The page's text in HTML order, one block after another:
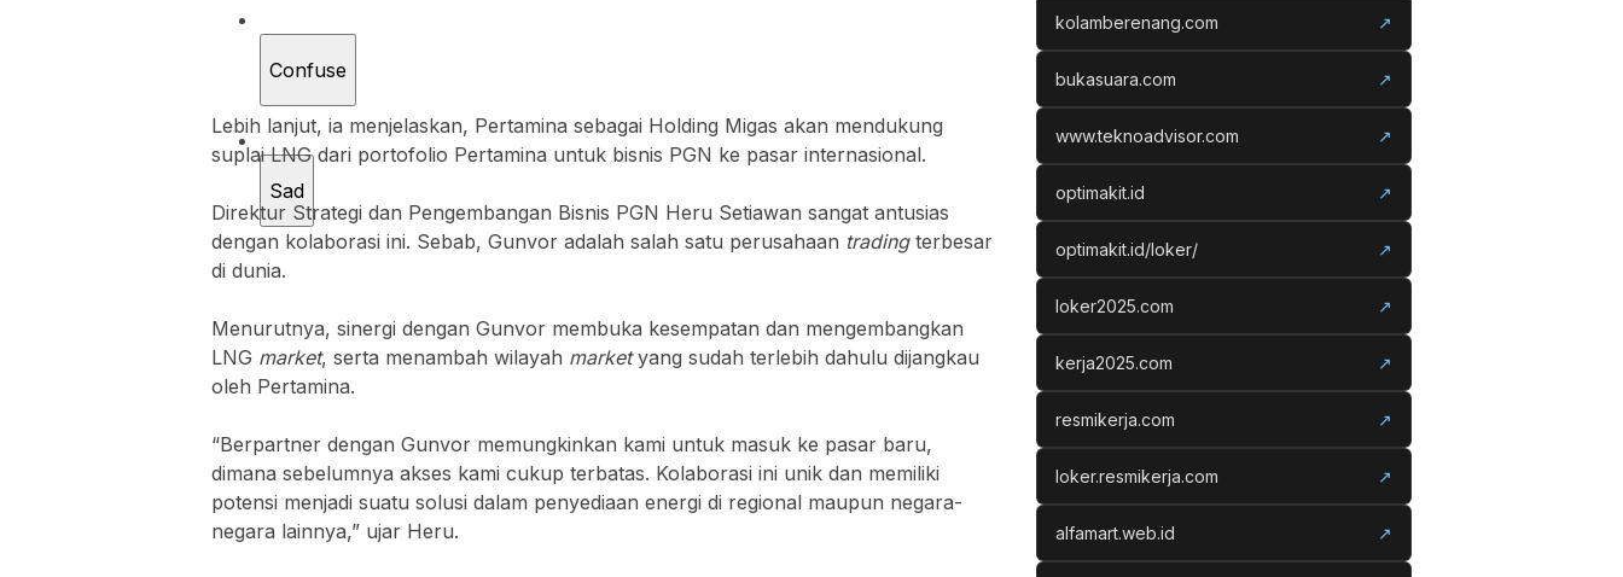
Confuse
Sad
Lebih lanjut, ia menjelaskan, Pertamina sebagai Holding Migas akan mendukung
suplai LNG dari portofolio Pertamina untuk bisnis PGN ke pasar internasional.
Direktur Strategi dan Pengembangan Bisnis PGN Heru Setiawan sangat antusias
dengan kolaborasi ini. Sebab, Gunvor adalah salah satu perusahaan trading terbesar
di dunia.
Menurutnya, sinergi dengan Gunvor membuka kesempatan dan mengembangkan
LNG market, serta menambah wilayah marketyang sudah terlebih dahulu dijangkau
oleh Pertamina.
“Berpartner dengan Gunvor memungkinkan kami untuk masuk ke pasar baru,
dimana sebelumnya akses kami cukup terbatas. Kolaborasi ini unik dan memiliki
potensi menjadi suatu solusi dalam penyediaan energi di regional maupun negara-
negara lainnya,” ujar Heru.
kolamberenang.com ↗
bukasuara.com ↗
www.teknoadvisor.com ↗
optimakit.id ↗
optimakit.id/loker/ ↗
loker2025.com ↗
kerja2025.com ↗
resmikerja.com ↗
loker.resmikerja.com ↗
alfamart.web.id ↗